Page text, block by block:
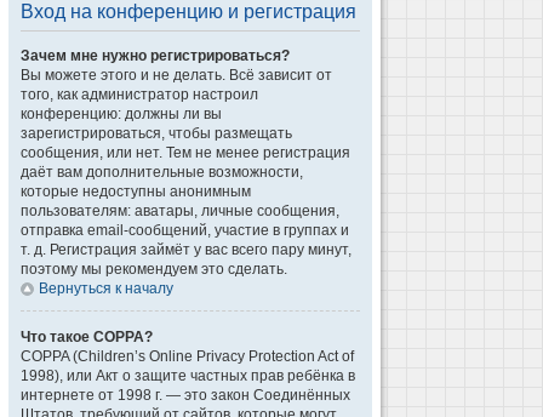
Вход на конференцию и регистрация
Зачем мне нужно регистрироваться?
Вы можете этого и не делать. Всё зависит от
того, как администратор настроил
конференцию: должны ли вы
зарегистрироваться, чтобы размещать
сообщения, или нет. Тем не менее регистрация
даёт вам дополнительные возможности,
которые недоступны анонимным
пользователям: аватары, личные сообщения,
отправка email-сообщений, участие в группах и
т. д. Регистрация займёт у вас всего пару минут,
поэтому мы рекомендуем это сделать.
Вернуться к началу
Что такое COPPA?
COPPA (Children’s Online Privacy Protection Act of
1998), или Акт о защите частных прав ребёнка в
интернете от 1998 г. — это закон Соединённых